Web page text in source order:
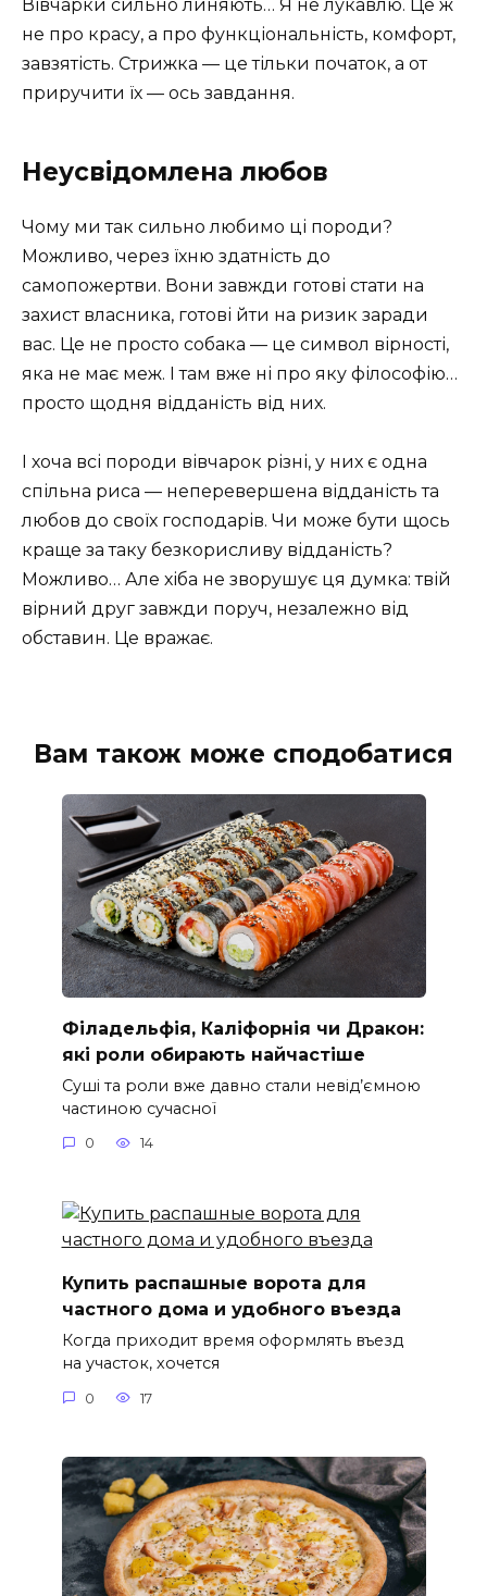
Вівчарки сильно линяють… Я не лукавлю. Це ж
не про красу, а про функціональність, комфорт,
завзятість. Стрижка — це тільки початок, а от
приручити їх — ось завдання.
Неусвідомлена любов
Чому ми так сильно любимо ці породи?
Можливо, через їхню здатність до
самопожертви. Вони завжди готові стати на
захист власника, готові йти на ризик заради
вас. Це не просто собака — це символ вірності,
яка не має меж. І там вже ні про яку філософію…
просто щодня відданість від них.
І хоча всі породи вівчарок різні, у них є одна
спільна риса — неперевершена відданість та
любов до своїх господарів. Чи може бути щось
краще за таку безкорисливу відданість?
Можливо… Але хіба не зворушує ця думка: твій
вірний друг завжди поруч, незалежно від
обставин. Це вражає.
Вам також може сподобатися
Філадельфія, Каліфорнія чи Дракон:
які роли обирають найчастіше
Суші та роли вже давно стали невід’ємною
частиною сучасної
0 14
Купить распашные ворота для
частного дома и удобного въезда
Когда приходит время оформлять въезд
на участок, хочется
0 17